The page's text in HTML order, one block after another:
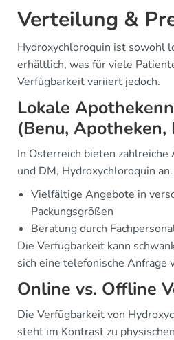
Verteilung &
Hydroxychloroquin ist sowohl
erhältlich, was für viele
Verfügbarkeit variiert jedoch.
Lokale
(Benu, Apotheken,
In Österreich bieten
und DM, Hydroxychloroquin
Vielfältige Angebote in
Packungsgrößen
Beratung durch
Die Verfügbarkeit kann
sich eine telefonische Anfrage
Online vs. Offline
Die Verfügbarkeit von
steht im Kontrast zu